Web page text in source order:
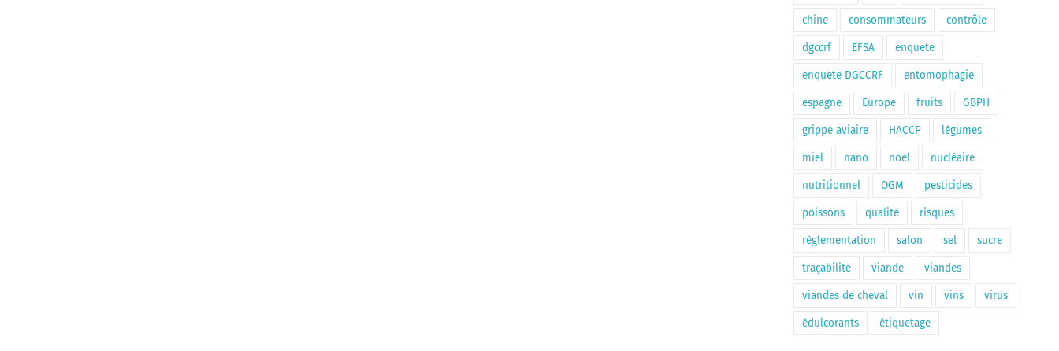
chine consommateurs contrôle
dgccrf EFSA enquete
enquete DGCCRF entomophagie
espagne Europe fruits GBPH
grippe aviaire HACCP légumes
miel nano noel nucléaire
nutritionnel OGM pesticides
poissons qualité risques
règlementation salon sel sucre
traçabilité viande viandes
viandes de cheval vin vins virus
édulcorants étiquetage